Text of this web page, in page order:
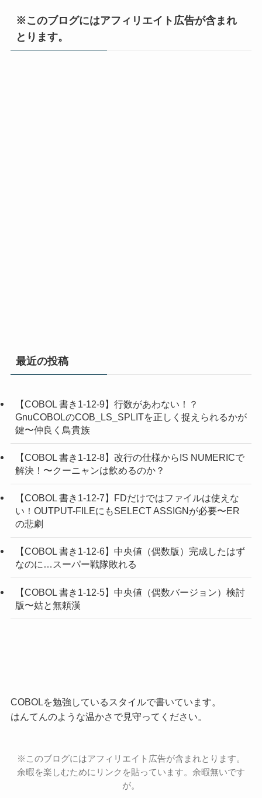
※このブログにはアフィリエイト広告が含まれ
とります。
最近の投稿
【COBOL 書き1-12-9】行数があわない！？
GnuCOBOLのCOB_LS_SPLITを正しく捉えられるかが
鍵〜仲良く鳥貴族
【COBOL 書き1-12-8】改行の仕様からIS NUMERICで
解決！〜クーニャンは飲めるのか？
【COBOL 書き1-12-7】FDだけではファイルは使えな
い！OUTPUT-FILEにもSELECT ASSIGNが必要〜ER
の悲劇
【COBOL 書き1-12-6】中央値（偶数版）完成したはず
なのに…スーパー戦隊敗れる
【COBOL 書き1-12-5】中央値（偶数バージョン）検討
版〜姑と無頼漢
COBOLを勉強しているスタイルで書いています。
はんてんのような温かさで見守ってください。
※このブログにはアフィリエイト広告が含まれとります。
余暇を楽しむためにリンクを貼っています。余暇無いです
が。